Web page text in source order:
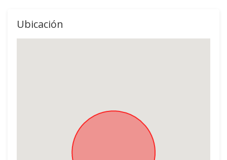
Ubicación